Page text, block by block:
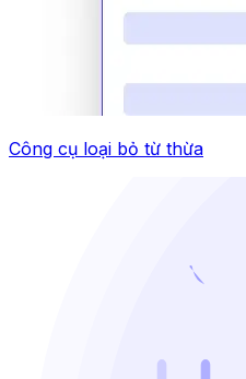
Công cụ loại bỏ từ thừa